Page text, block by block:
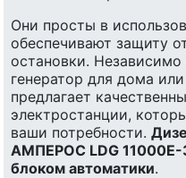
Они просты в
обеспечивают защиту
остановки.
генератор для дома
предлагает
электростанции,
ваши потребности.
АМПЕРОС LDG 11000E-
блоком автоматики.